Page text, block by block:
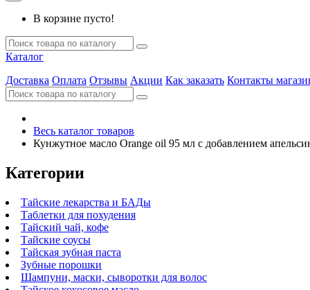
В корзине пусто!
Каталог
Доставка Оплата Отзывы Акции Как заказать Контакты
Весь каталог товаров
Кунжутное масло Orange oil 95 мл с добавлением
Категории
Тайские лекарства и БАДы
Таблетки для похудения
Тайский чай, кофе
Тайские соусы
Тайская зубная паста
Зубные порошки
Шампуни, маски, сыворотки для волос